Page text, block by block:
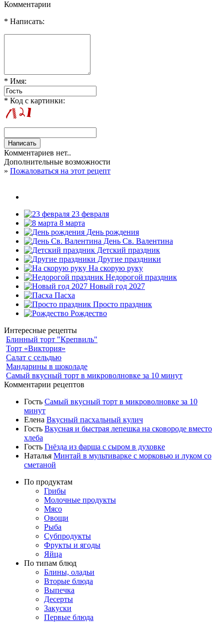
Комментарии
* Написать:
* Имя:
* Код с картинки:
Комментариев нет..
Дополнительные возможности
» Пожаловаться на этот рецепт
23 февраля
8 марта
День рождения
День Св. Валентина
Детский праздник
Другие праздники
На скорую руку
Недорогой праздник
Новый год 2027
Пасха
Просто праздник
Рождество
Интересные рецепты
Блинный торт "Крепвиль"
Торт «Виктория»
Салат с сельдью
Мандарины в шоколаде
Самый вкусный торт в микроволновке за 10 минут
Комментарии рецептов
Гость Самый вкусный торт в микроволновке за 10
минут
Елена Вкусный пасхальный кулич
Гость Вкусная и быстрая лепешка на сковороде вместо
хлеба
Гость Гнёзда из фарша с сыром в духовке
Наталья Минтай в мультиварке с морковью и луком со
сметаной
По продуктам
Грибы
Молочные продукты
Мясо
Овощи
Рыба
Субпродукты
Фрукты и ягоды
Яйца
По типам блюд
Блины, оладьи
Вторые блюда
Выпечка
Десерты
Закуски
Первые блюда